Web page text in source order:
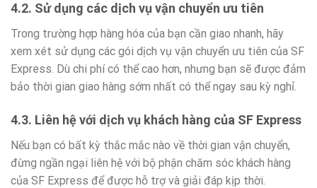
4.2. Sử dụng các dịch vụ vận chuyển ưu tiên
Trong trường hợp hàng hóa của bạn cần giao nhanh, hãy
xem xét sử dụng các gói dịch vụ vận chuyển ưu tiên của SF
Express. Dù chi phí có thể cao hơn, nhưng bạn sẽ được đảm
bảo thời gian giao hàng sớm nhất có thể ngay sau kỳ nghỉ.
4.3. Liên hệ với dịch vụ khách hàng của SF Express
Nếu bạn có bất kỳ thắc mắc nào về thời gian vận chuyển,
đừng ngần ngại liên hệ với bộ phận chăm sóc khách hàng
của SF Express để được hỗ trợ và giải đáp kịp thời.